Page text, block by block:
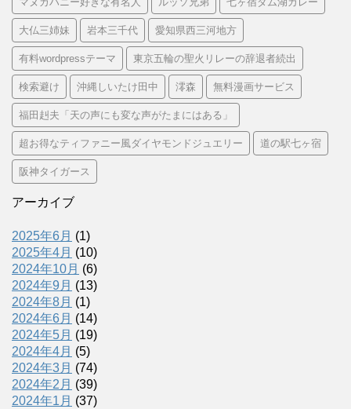
大仏三姉妹 岩本三千代 愛知県西三河地方
有料wordpressテーマ 東京五輪の聖火リレーの辞退者続出
検索避け 沖縄しいたけ田中 澪森 無料漫画サービス
福田赳夫「天の声にも変な声がたまにはある」
超お得なティファニー風ダイヤモンドジュエリー 道の駅七ヶ宿
阪神タイガース
アーカイブ
2025年6月 (1)
2025年4月 (10)
2024年10月 (6)
2024年9月 (13)
2024年8月 (1)
2024年6月 (14)
2024年5月 (19)
2024年4月 (5)
2024年3月 (74)
2024年2月 (39)
2024年1月 (37)